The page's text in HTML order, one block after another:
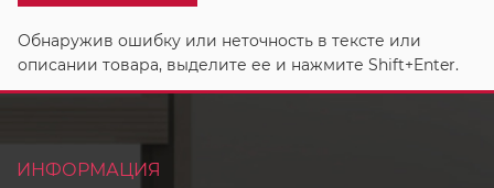
Обнаружив ошибку или неточность в тексте или
описании товара, выделите ее и нажмите Shift+Enter.
ИНФОРМАЦИЯ